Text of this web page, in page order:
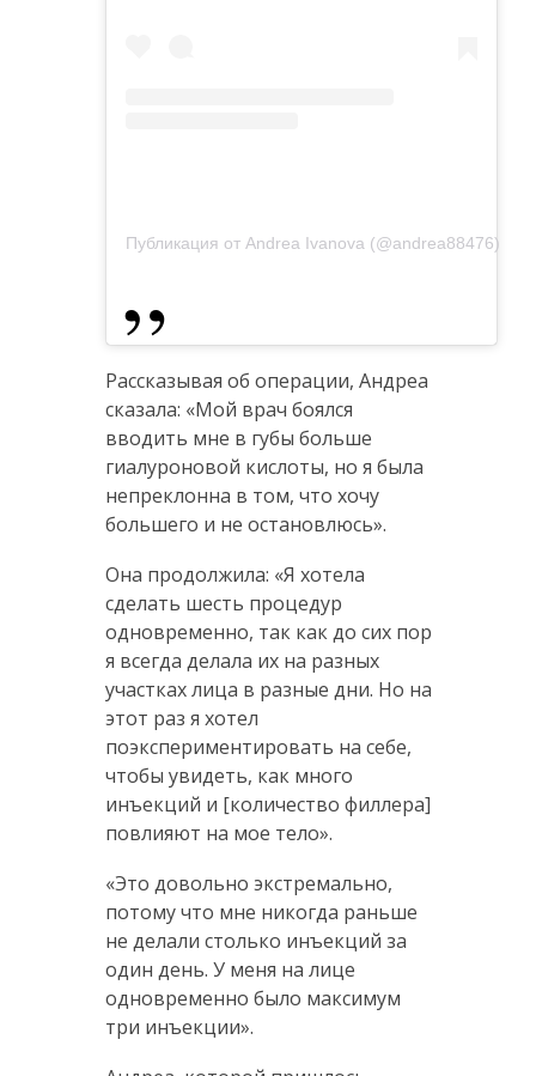
Публикация от Andrea Ivanova (@andrea88476)
Рассказывая об операции, Андреа
сказала: «Мой врач боялся
вводить мне в губы больше
гиалуроновой кислоты, но я была
непреклонна в том, что хочу
большего и не остановлюсь».
Она продолжила: «Я хотела
сделать шесть процедур
одновременно, так как до сих пор
я всегда делала их на разных
участках лица в разные дни. Но на
этот раз я хотел
поэкспериментировать на себе,
чтобы увидеть, как много
инъекций и [количество филлера]
повлияют на мое тело».
«Это довольно экстремально,
потому что мне никогда раньше
не делали столько инъекций за
один день. У меня на лице
одновременно было максимум
три инъекции».